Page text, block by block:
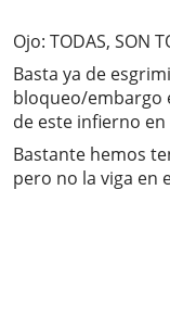
Ojo: TODAS, SON
Basta ya de
bloqueo/embargo
de este infierno
Bastante hemos
pero no la viga en